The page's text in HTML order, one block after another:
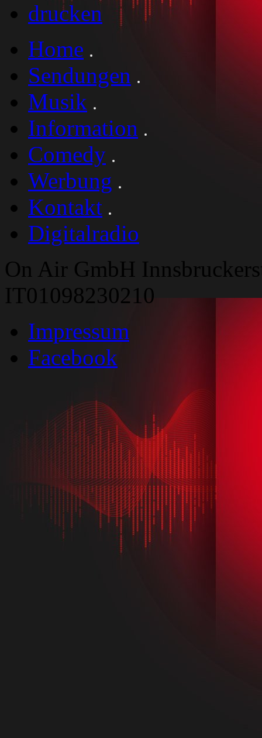
drucken
Home
Sendungen
Musik
Information
Comedy
Werbung
Kontakt
Digitalradio
On Air GmbH
IT01098230210
Impressum
Facebook